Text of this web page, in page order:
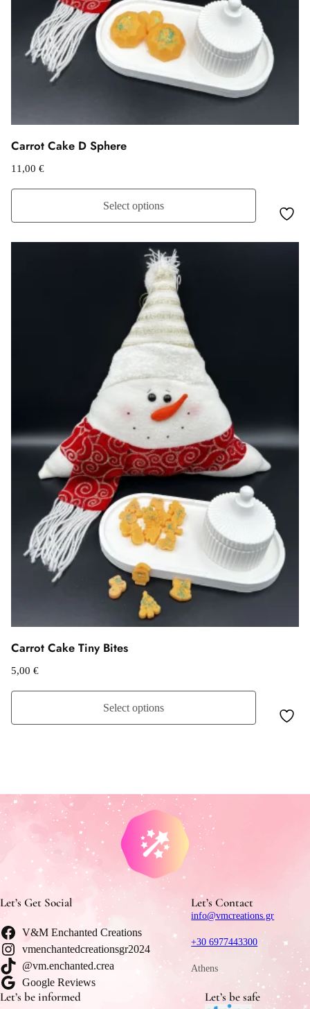
Carrot Cake D Sphere
11,00 €
Select options
Carrot Cake Tiny Bites
5,00 €
Select options
Let’s Get Social
V&M Enchanted Creations
vmenchantedcreationsgr2024
@vm.enchanted.crea
Google Reviews
Let’s Contact
info@vmcreations.gr
+30 6977443300
Athens
Let’s be informed Let’s be safe